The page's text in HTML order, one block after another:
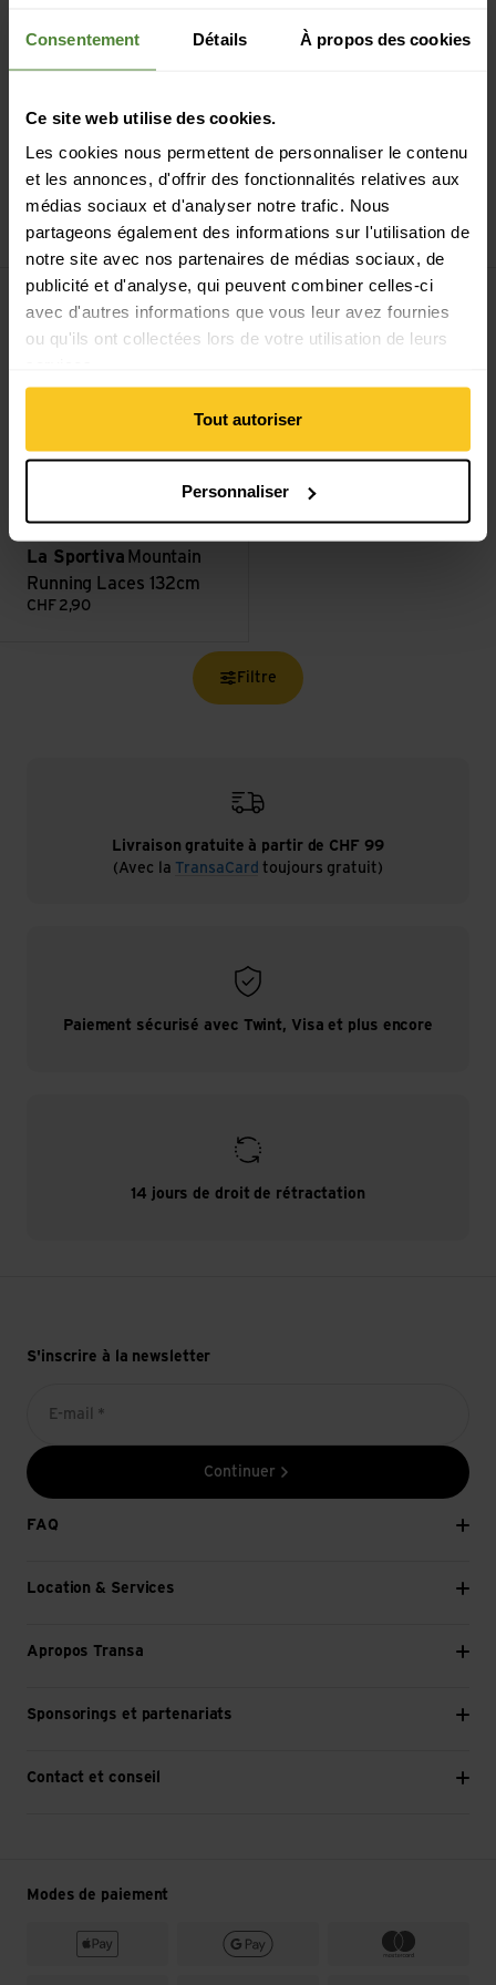
Consentement Détails À propos des cookies
Ce site web utilise des cookies.
Les cookies nous permettent de personnaliser le contenu
et les annonces, d'offrir des fonctionnalités relatives aux
médias sociaux et d'analyser notre trafic. Nous
partageons également des informations sur l'utilisation de
notre site avec nos partenaires de médias sociaux, de
publicité et d'analyse, qui peuvent combiner celles-ci
avec d'autres informations que vous leur avez fournies
ou qu'ils ont collectées lors de votre utilisation de leurs
Tout autoriser
Personnaliser
ascheerdegrau/schwarz
red schwarz
Hanwag Schnürsenkel
120cm
CHF6,90
SalomonQuick Fit
Lacing System
Schnürsenkel
CHF9,90
La Sportiva Mountain
Running Laces 132cm
CHF 2,90
Voir Mountain Running Laces 132cm
Filtre
Livraison gratuite à partir de CHF 99
(Avec la TransaCard toujours gratuit)
Paiement sécurisé avec Twint, Visa et plus encore
14 jours de droit de rétractation
S'inscrire à la newsletter
E-mail *
Continuer
FAQ
Location & Services
Apropos Transa
Sponsorings et partenariats
Contact et conseil
Modes de paiement